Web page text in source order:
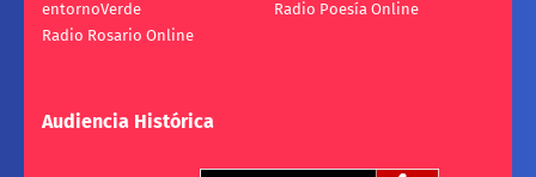
entornoVerde
Radio Poesía Online
Radio Rosario Online
Audiencia Histórica